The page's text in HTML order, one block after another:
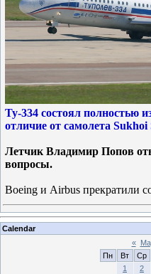
Ту-334 состоял полностью
отличие от самолета Sukhoi
Летчик Владимир Попов
вопросы.
Boeing и Airbus прекратили
Calendar
«
Пн
Вт Ср
1
2